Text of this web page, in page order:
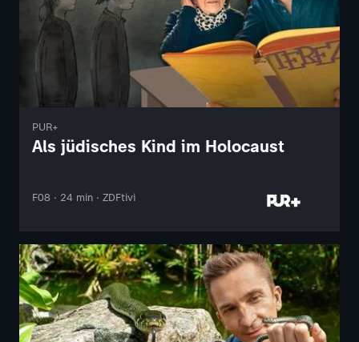
PUR+
Als jüdisches Kind im Holocaust
F08 · 24 min · ZDFtivi